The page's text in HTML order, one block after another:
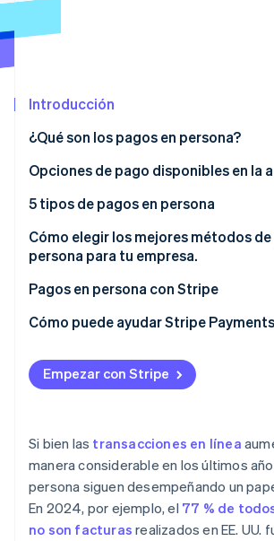
Prevención de fraude
Climate
Verificación de identidad en línea
Descubre cómo Stripe construye
Introducción
¿Qué son los pagos en persona?
Opciones de pago disponibles en la
5 tipos de pagos en persona
1. Efectivo
2. Cheques en papel
3. Tarjetas de débito y crédito
4. Carteras digitales
5. Pagos entre pares
Cómo elegir los mejores métodos de
persona para tu empresa.
Pagos en persona con Stripe
Stripe Terminal
Stripe Reader
Cómo puede ayudar Stripe Payments
Empezar con Stripe
Si bien las transacciones en línea
manera considerable en los últimos
persona siguen desempeñando un
En 2024, por ejemplo, el 77 % de
no son facturas realizados en EE. UU.